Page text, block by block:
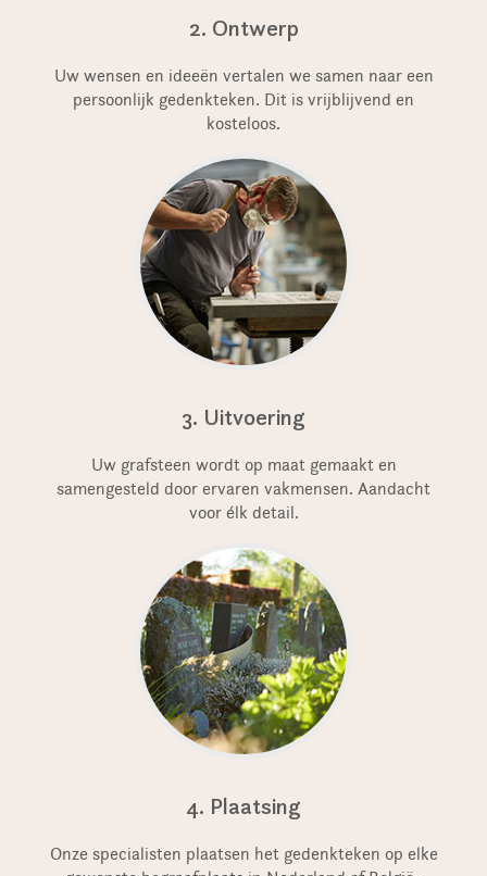
2. Ontwerp
Uw wensen en ideeën vertalen we samen naar een
persoonlijk gedenkteken. Dit is vrijblijvend en
kosteloos.
3. Uitvoering
Uw grafsteen wordt op maat gemaakt en
samengesteld door ervaren vakmensen. Aandacht
voor élk detail.
4. Plaatsing
Onze specialisten plaatsen het gedenkteken op elke